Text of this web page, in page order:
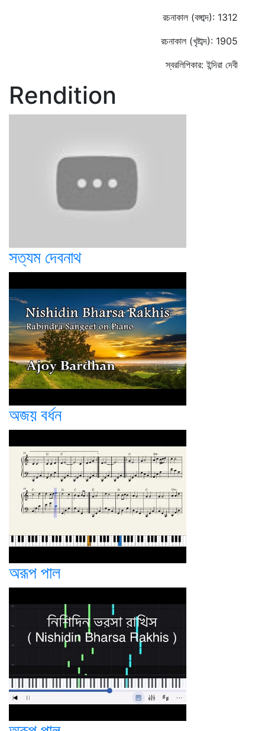
রচনাকাল (বঙ্গাব্দ): 1312
রচনাকাল (খৃষ্টাব্দ): 1905
স্বরলিপিকার: ইন্দিরা দেবী
Rendition
সত্যম দেবনাথ
অজয় বর্ধন
অরূপ পাল